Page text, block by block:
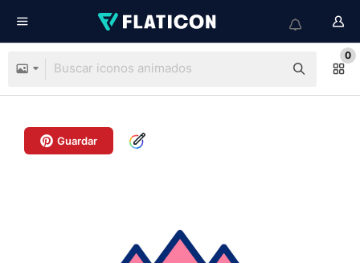
0
Guardar